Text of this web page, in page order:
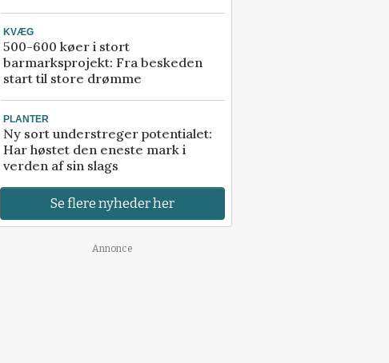
KVÆG
500-600 køer i stort
barmarksprojekt: Fra beskeden
start til store drømme
PLANTER
Ny sort understreger potentialet:
Har høstet den eneste mark i
verden af sin slags
Se flere nyheder her
Annonce